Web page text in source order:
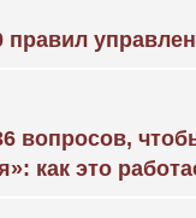
правил
вопросов,
как это